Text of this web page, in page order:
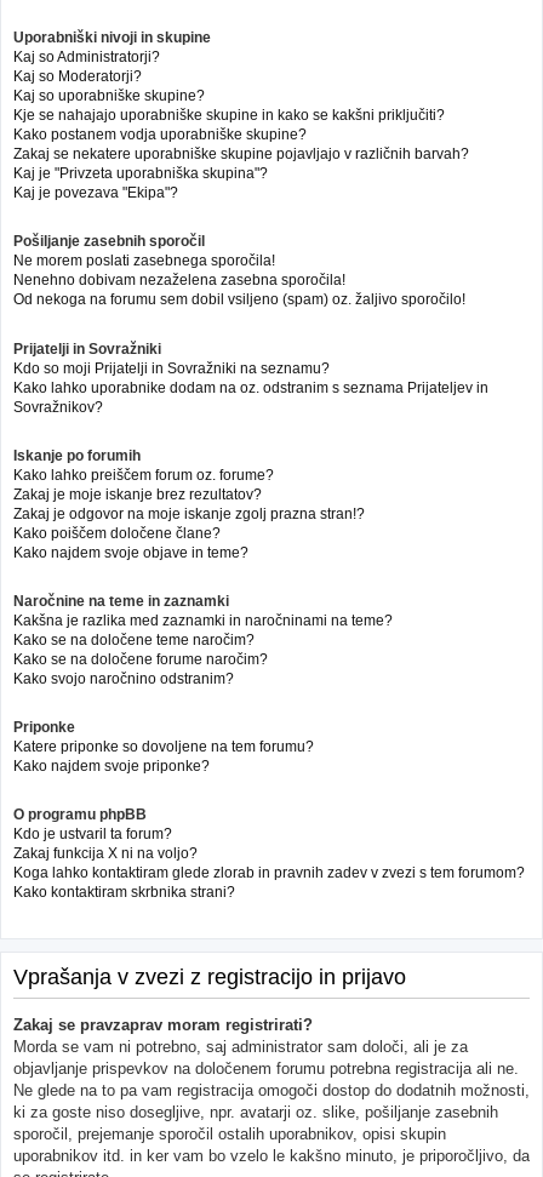
Uporabniški nivoji in skupine
Kaj so Administratorji?
Kaj so Moderatorji?
Kaj so uporabniške skupine?
Kje se nahajajo uporabniške skupine in kako se kakšni priključiti?
Kako postanem vodja uporabniške skupine?
Zakaj se nekatere uporabniške skupine pojavljajo v različnih barvah?
Kaj je "Privzeta uporabniška skupina"?
Kaj je povezava "Ekipa"?
Pošiljanje zasebnih sporočil
Ne morem poslati zasebnega sporočila!
Nenehno dobivam nezaželena zasebna sporočila!
Od nekoga na forumu sem dobil vsiljeno (spam) oz. žaljivo sporočilo!
Prijatelji in Sovražniki
Kdo so moji Prijatelji in Sovražniki na seznamu?
Kako lahko uporabnike dodam na oz. odstranim s seznama Prijateljev in
Sovražnikov?
Iskanje po forumih
Kako lahko preiščem forum oz. forume?
Zakaj je moje iskanje brez rezultatov?
Zakaj je odgovor na moje iskanje zgolj prazna stran!?
Kako poiščem določene člane?
Kako najdem svoje objave in teme?
Naročnine na teme in zaznamki
Kakšna je razlika med zaznamki in naročninami na teme?
Kako se na določene teme naročim?
Kako se na določene forume naročim?
Kako svojo naročnino odstranim?
Priponke
Katere priponke so dovoljene na tem forumu?
Kako najdem svoje priponke?
O programu phpBB
Kdo je ustvaril ta forum?
Zakaj funkcija X ni na voljo?
Koga lahko kontaktiram glede zlorab in pravnih zadev v zvezi s tem forumom?
Kako kontaktiram skrbnika strani?
Vprašanja v zvezi z registracijo in prijavo
Zakaj se pravzaprav moram registrirati?
Morda se vam ni potrebno, saj administrator sam določi, ali je za
objavljanje prispevkov na določenem forumu potrebna registracija ali ne.
Ne glede na to pa vam registracija omogoči dostop do dodatnih možnosti,
ki za goste niso dosegljive, npr. avatarji oz. slike, pošiljanje zasebnih
sporočil, prejemanje sporočil ostalih uporabnikov, opisi skupin
uporabnikov itd. in ker vam bo vzelo le kakšno minuto, je priporočljivo, da